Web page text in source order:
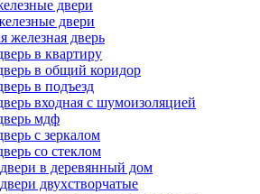
двери
двери
железная дверь
в квартиру
в общий коридор
в подъезд
входная с шумоизоляцией
мдф
с зеркалом
со стеклом
в деревянный дом
двухстворчатые